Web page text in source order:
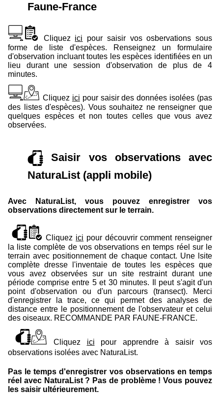
Faune-France
Cliquez ici pour saisir vos osbervations sous
forme de liste d'espèces. Renseignez un formulaire
d'observation incluant toutes les espèces identifiées en un
lieu durant une session d'observation de plus de 4
minutes.
Cliquez ici pour saisir des données isolées (pas
des listes d'espèces). Vous souhaitez ne renseigner que
quelques espèces et non toutes celles que vous avez
observées.
Saisir vos observations avec
NaturaList (appli mobile)
Avec NaturaList, vous pouvez enregistrer vos
observations directement sur le terrain.
Cliquez ici pour découvrir comment renseigner
la liste complète de vos observations en temps réel sur le
terrain avec positionnement de chaque contact. Une lsite
complète dresse l'inventaie de toutes les espèces que
vous avez observées sur un site restraint durant une
période comprise entre 5 et 30 minutes. Il peut s'agit d'un
point d'observation ou d'un parcours (transect). Merci
d'enregistrer la trace, ce qui permet des analyses de
distance entre le positionnement de l'observateur et celui
des oiseaux. RECOMMANDE PAR FAUNE-FRANCE.
Cliquez ici pour apprendre à saisir vos
observations isolées avec NaturaList.
Pas le temps d'enregistrer vos observations en temps
réel avec NaturaList ? Pas de problème ! Vous pouvez
les saisir ultérieurement.